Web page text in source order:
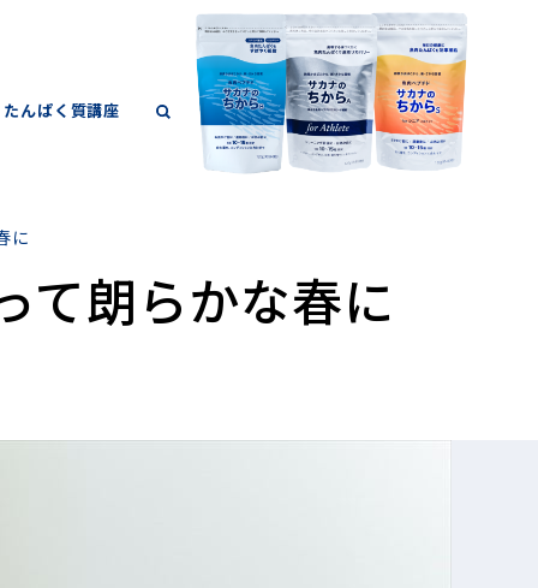
たんぱく質講座
に
て朗らかな春に